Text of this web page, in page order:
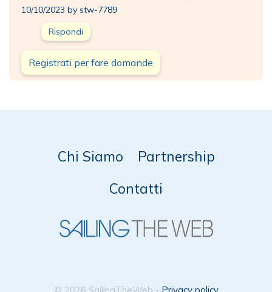
10/10/2023 by stw-7789
Rispondi
Registrati per fare domande
Chi Siamo
Partnership
Contatti